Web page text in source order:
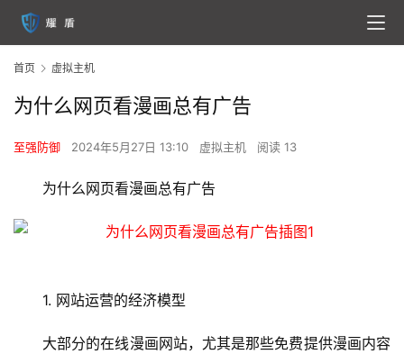
首页 虚拟主机
为什么网页看漫画总有广告
至强防御 2024年5月27日 13:10 虚拟主机 阅读 13
为什么网页看漫画总有广告
1. 网站运营的经济模型
大部分的在线漫画网站，尤其是那些免费提供漫画内容